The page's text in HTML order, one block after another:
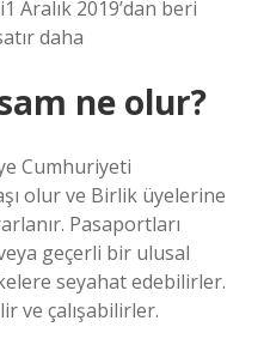
Aralık 2019’dan beri
daha
ne olur?
Cumhuriyeti
olur ve Birlik üyelerine
Pasaportları
geçerli bir ulusal
seyahat edebilirler.
ve çalışabilirler.